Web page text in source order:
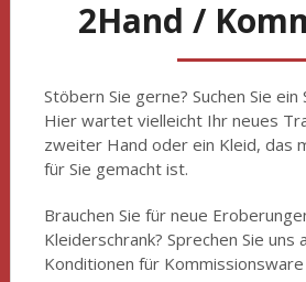
2Hand /
Stöbern Sie gerne? Suchen Sie ein
Hier wartet vielleicht Ihr neues
zweiter Hand oder ein Kleid, das
für Sie gemacht ist.
Brauchen Sie für neue
Kleiderschrank? Sprechen Sie uns
Konditionen für Kommissionsware